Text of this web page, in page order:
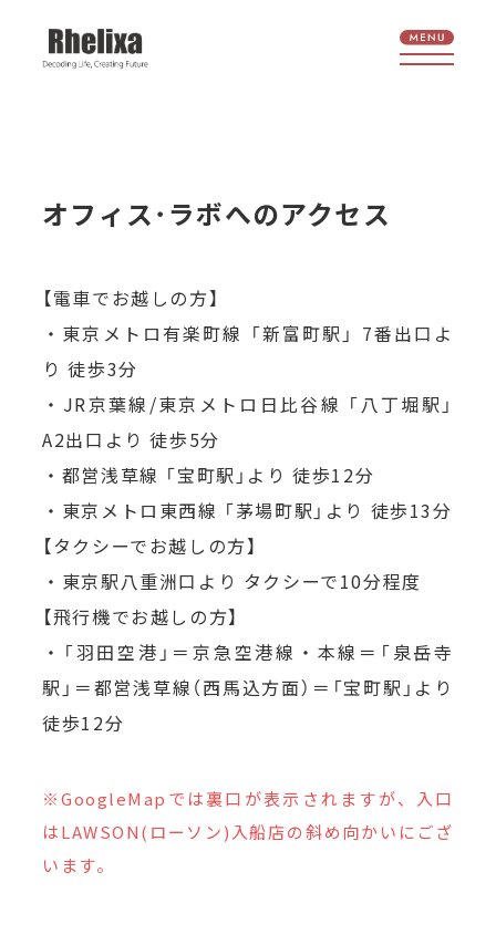
オフィス･ラボへのアクセス
【電車でお越しの方】
・東京メトロ有楽町線 「新富町駅」 7番出口よ
り 徒歩3分
・JR京葉線/東京メトロ日比谷線 「八丁堀駅」
A2出口より 徒歩5分
・都営浅草線 「宝町駅」より 徒歩12分
・東京メトロ東西線 「茅場町駅」より 徒歩13分
【タクシーでお越しの方】
・東京駅八重洲口より タクシーで10分程度
【飛行機でお越しの方】
・「羽田空港」＝京急空港線・本線＝「泉岳寺
駅」＝都営浅草線（西馬込方面）＝「宝町駅」より
徒歩12分
※GoogleMapでは裏口が表示されますが、入口
はLAWSON(ローソン)入船店の斜め向かいにござ
います。